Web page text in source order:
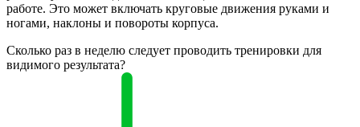
работе. Это может включать круговые движения руками и
ногами, наклоны и повороты корпуса.
Сколько раз в неделю следует проводить тренировки для
видимого результата?